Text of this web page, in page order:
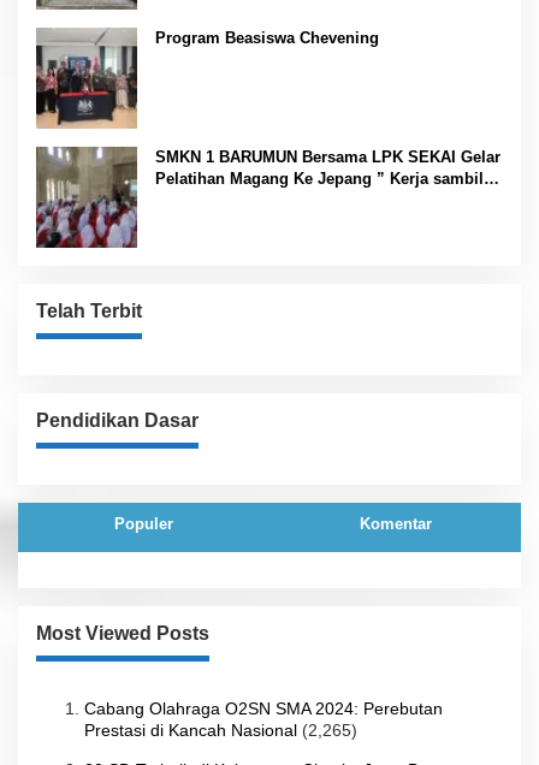
Program Beasiswa Chevening
SMKN 1 BARUMUN Bersama LPK SEKAI Gelar
Pelatihan Magang Ke Jepang ” Kerja sambil
Telah Terbit
Pendidikan Dasar
Populer Komentar
Most Viewed Posts
Cabang Olahraga O2SN SMA 2024: Perebutan
Prestasi di Kancah Nasional (2,265)